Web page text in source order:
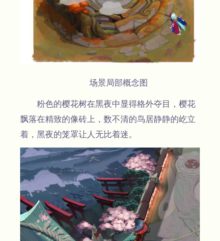
场景局部概念图
粉色的樱花树在黑夜中显得格外夺目，樱花
飘落在精致的像砖上，数不清的鸟居静静的屹立
着，黑夜的笼罩让人无比着迷。